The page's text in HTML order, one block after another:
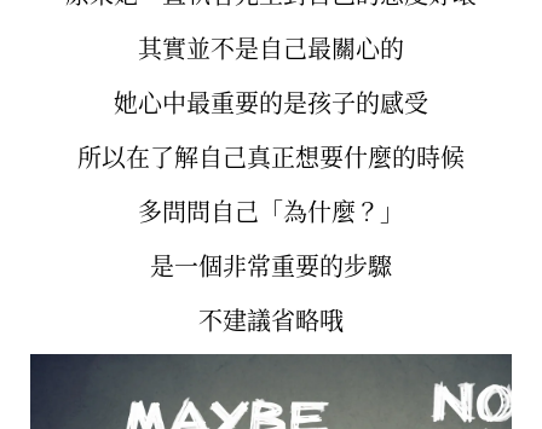
其實並不是自己最關心的
她心中最重要的是孩子的感受
所以在了解自己真正想要什麼的時候
多問問自己「為什麼？」
是一個非常重要的步驟
不建議省略哦